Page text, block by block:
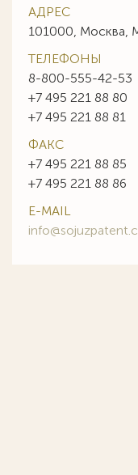
АДРЕС
101000, Москва,
ТЕЛЕФОНЫ
8-800-555-42-53
+7 495 221 88 80
+7 495 221 88 81
ФАКС
+7 495 221 88 85
+7 495 221 88 86
E-MAIL